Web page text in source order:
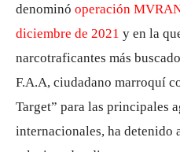
denominó operación
diciembre de 2021 y en la
narcotraficantes más
F.A.A, ciudadano marroquí
Target” para las principales
internacionales, ha detenido